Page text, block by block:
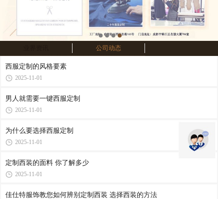
公司动态
西服定制的风格要素
2025-11-01
男人就需要一键西服定制
2025-11-01
为什么要选择西服定制
2025-11-01
定制西装的面料 你了解多少
2025-11-01
佳仕特服饰教您如何辨别定制西装 选择西装的方法